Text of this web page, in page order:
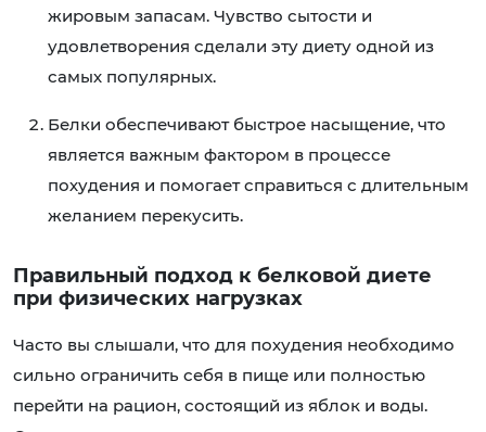
жировым запасам. Чувство сытости и
удовлетворения сделали эту диету одной из
самых популярных.
Белки обеспечивают быстрое насыщение, что
является важным фактором в процессе
похудения и помогает справиться с длительным
желанием перекусить.
Правильный подход к белковой диете
при физических нагрузках
Часто вы слышали, что для похудения необходимо
сильно ограничить себя в пище или полностью
перейти на рацион, состоящий из яблок и воды.